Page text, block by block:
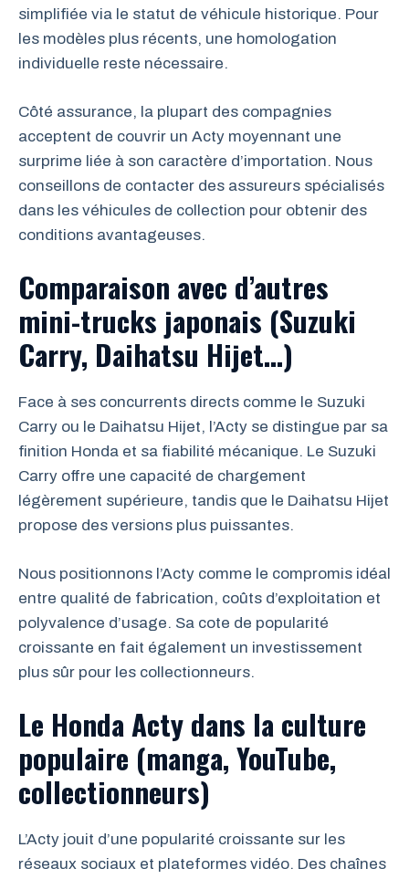
simplifiée via le statut de véhicule historique. Pour
les modèles plus récents, une homologation
individuelle reste nécessaire.
Côté assurance, la plupart des compagnies
acceptent de couvrir un Acty moyennant une
surprime liée à son caractère d’importation. Nous
conseillons de contacter des assureurs spécialisés
dans les véhicules de collection pour obtenir des
conditions avantageuses.
Comparaison avec d’autres
mini-trucks japonais (Suzuki
Carry, Daihatsu Hijet…)
Face à ses concurrents directs comme le Suzuki
Carry ou le Daihatsu Hijet, l’Acty se distingue par sa
finition Honda et sa fiabilité mécanique. Le Suzuki
Carry offre une capacité de chargement
légèrement supérieure, tandis que le Daihatsu Hijet
propose des versions plus puissantes.
Nous positionnons l’Acty comme le compromis idéal
entre qualité de fabrication, coûts d’exploitation et
polyvalence d’usage. Sa cote de popularité
croissante en fait également un investissement
plus sûr pour les collectionneurs.
Le Honda Acty dans la culture
populaire (manga, YouTube,
collectionneurs)
L’Acty jouit d’une popularité croissante sur les
réseaux sociaux et plateformes vidéo. Des chaînes